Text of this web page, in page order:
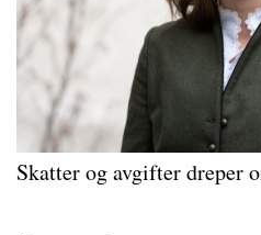
Skatter og avgifter dreper